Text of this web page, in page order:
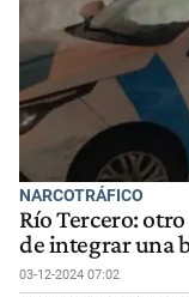
NARCOTRÁFICO
Río Tercero:
de integrar una
03-12-2024 07:02